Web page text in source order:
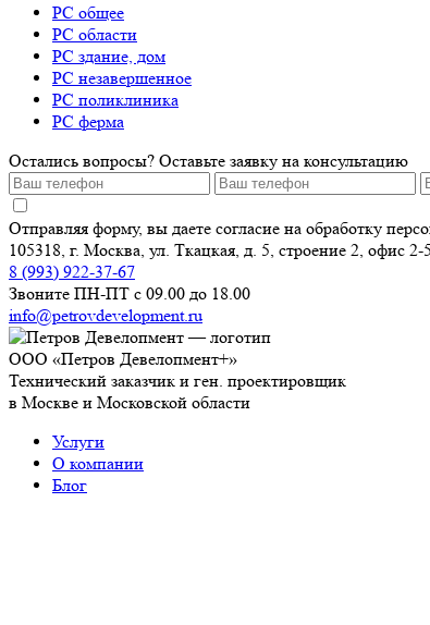
РС общее
РС области
РС здание, дом
РС незавершенное
РС поликлиника
РС ферма
Остались вопросы? Оставьте заявку на консультацию
Отправляя форму, вы даете согласие на обработку
105318, г. Москва, ул. Ткацкая, д. 5, строение 2, офис 2-
8 (993) 922-37-67
Звоните ПН-ПТ с 09.00 до 18.00
info@petrovdevelopment.ru
ООО «Петров Девелопмент+»
Технический заказчик и ген. проектировщик
в Москве и Московской области
Услуги
О компании
Блог